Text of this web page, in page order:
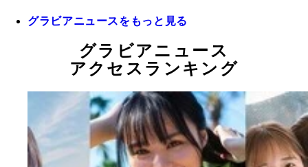
グラビアニュースをもっと見る
グラビアニュース
アクセスランキング